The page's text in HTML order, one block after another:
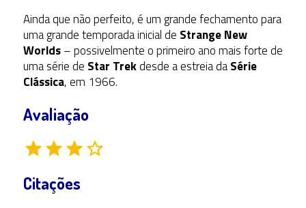
Ainda que não perfeito, é um grande fechamento para
uma grande temporada inicial de Strange New
Worlds– possivelmente o primeiro ano mais forte de
uma série de Star Trekdesde a estreia daSérie
Clássica, em 1966.
Avaliação
Citações